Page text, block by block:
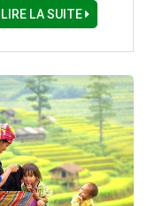
LIRE LA SUITE